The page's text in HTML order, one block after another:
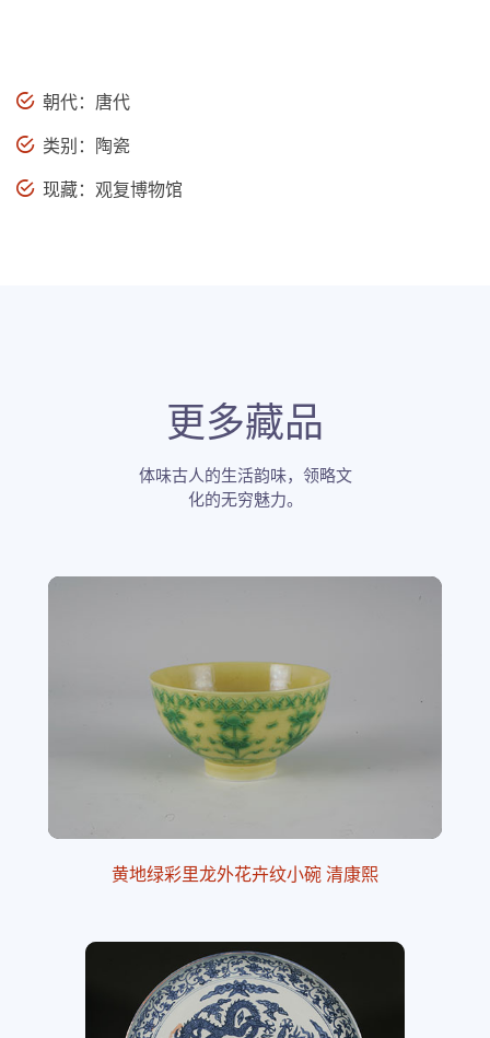
朝代：唐代
类别：陶瓷
现藏：观复博物馆
更多藏品
体味古人的生活韵味，领略文
化的无穷魅力。
黄地绿彩里龙外花卉纹小碗 清康熙